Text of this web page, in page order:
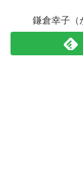
鎌倉幸子（